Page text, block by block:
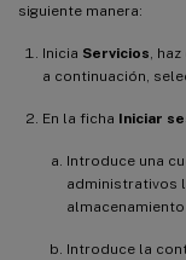
siguiente manera:
Inicia Servicios ,
a continuación,
En la ficha Iniciar
Introduce una
administrativos
Introduce la